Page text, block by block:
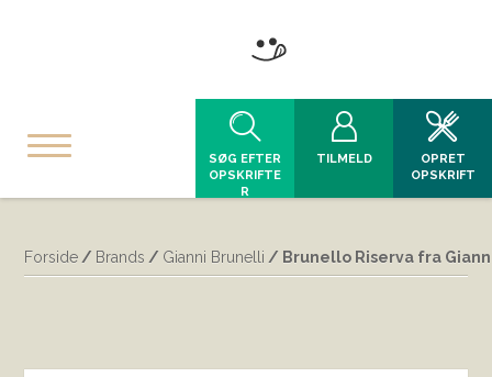
SØG EFTER
OPSKRIFTE
R
TILMELD
OPRET
OPSKRIFT
Forside / Brands / Gianni Brunelli / Brunello Riserva fra